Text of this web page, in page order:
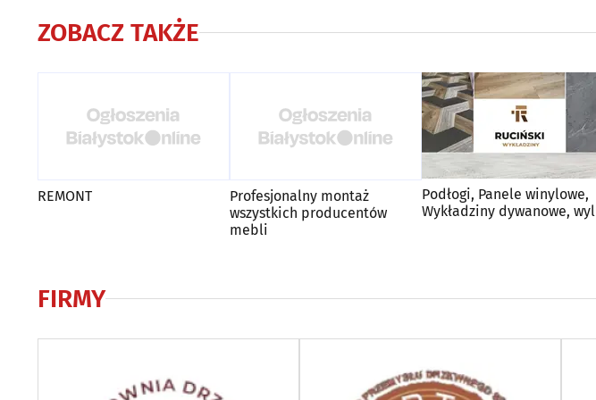
ZOBACZ TAKŻE
REMONT
Profesjonalny montaż
wszystkich producentów
mebli
Podłogi, Panele winylowe,
Wykładziny dywanowe, wyl
FIRMY